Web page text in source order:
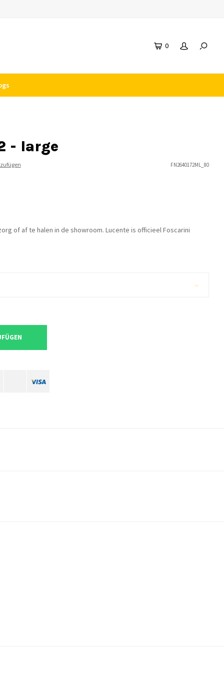
0
- large
FN2640172ML_80
of af te halen in de showroom. Lucente is officieel Foscarini